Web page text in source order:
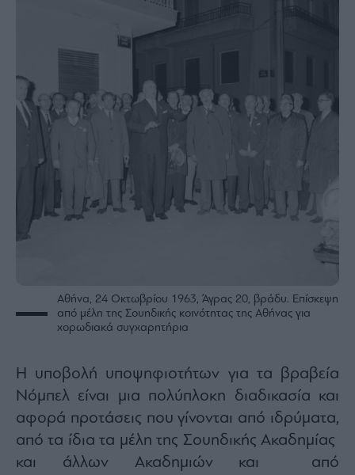
Αθήνα, 24 Οκτωβρίου 1963, Άγρας 20, βράδυ. Επίσκεψη
από μέλη της Σουηδικής κοινότητας της Αθήνας για
χορωδιακά συγχαρητήρια
Η υποβολή υποψηφιοτήτων για τα βραβεία
Νόμπελ είναι μια πολύπλοκη διαδικασία και
αφορά προτάσεις που γίνονται από ιδρύματα,
από τα ίδια τα μέλη της Σουηδικής Ακαδημίας
και άλλων Ακαδημιών και από